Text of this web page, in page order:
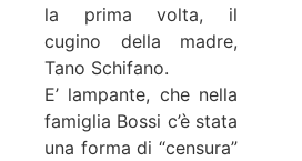
la prima volta, il
cugino della madre,
Tano Schifano.
E’ lampante, che nella
famiglia Bossi c’è stata
una forma di “censura”